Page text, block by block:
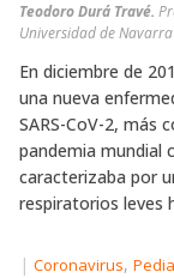
Teodoro Durá Travé.
Universidad de Navarra
En diciembre de
una nueva
SARS-CoV-2, más
pandemia mundial
caracterizaba por
respiratorios leves
| Coronavirus,